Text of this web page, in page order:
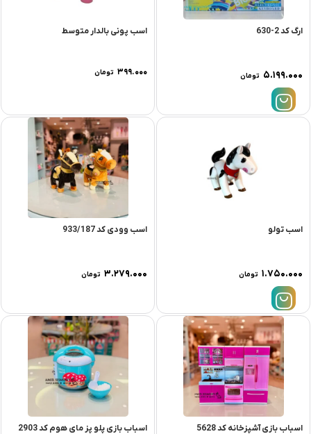
ارگ کد 2-630
۵.۱۹۹.۰۰۰ تومان
اسب پونی بالدار متوسط
۳۹۹.۰۰۰ تومان
اسب تولو
۱.۷۵۰.۰۰۰ تومان
اسب وودی کد 933/187
۳.۲۷۹.۰۰۰ تومان
اسباب بازی آشپزخانه کد 5628 اسباب بازی پلو پز مای هوم کد 2903